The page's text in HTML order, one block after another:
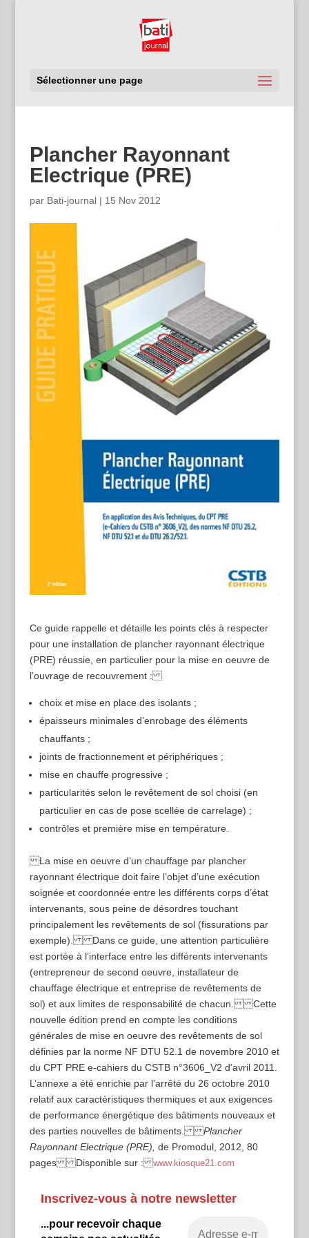
Sélectionner une page
Plancher Rayonnant
Electrique (PRE)
par Bati-journal| 15 Nov 2012
Ce guide rappelle et détaille les points clés à respecter
pour une installation de plancher rayonnant électrique
(PRE) réussie, en particulier pour la mise en oeuvre de
l’ouvrage de recouvrement :
choix et mise en place des isolants ;
épaisseurs minimales d’enrobage des éléments
chauffants ;
joints de fractionnement et périphériques ;
mise en chauffe progressive ;
particularités selon le revêtement de sol choisi (en
particulier en cas de pose scellée de carrelage) ;
contrôles et première mise en température.
La mise en oeuvre d’un chauffage par plancher
rayonnant électrique doit faire l’objet d’une exécution
soignée et coordonnée entre les différents corps d’état
intervenants, sous peine de désordres touchant
principalement les revêtements de sol (fissurations par
exemple). Dans ce guide, une attention particulière
est portée à l’interface entre les différents intervenants
(entrepreneur de second oeuvre, installateur de
chauffage électrique et entreprise de revêtements de
sol) et aux limites de responsabilité de chacun. Cette
nouvelle édition prend en compte les conditions
générales de mise en oeuvre des revêtements de sol
définies par la norme NF DTU 52.1 de novembre 2010 et
du CPT PRE e-cahiers du CSTB n°3606_V2 d’avril 2011.
L’annexe a été enrichie par l’arrêté du 26 octobre 2010
relatif aux caractéristiques thermiques et aux exigences
de performance énergétique des bâtiments nouveaux et
des parties nouvelles de bâtiments.Plancher
Rayonnant Electrique (PRE), de Promodul, 2012, 80
pages Disponible sur :www.kiosque21.com
Inscrivez-vous à notre newsletter
...pour recevoir chaque